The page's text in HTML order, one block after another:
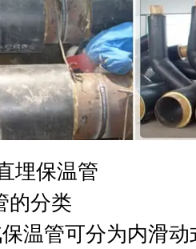
埋保温管
的分类
温管可分为内滑